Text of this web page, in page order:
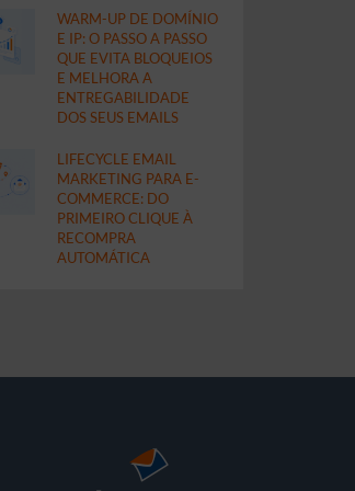
WARM-UP DE DOMÍNIO
E IP: O PASSO A PASSO
QUE EVITA BLOQUEIOS
E MELHORA A
ENTREGABILIDADE
DOS SEUS EMAILS
LIFECYCLE EMAIL
MARKETING PARA E-
COMMERCE: DO
PRIMEIRO CLIQUE À
RECOMPRA
AUTOMÁTICA